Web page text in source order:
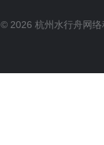
© 2026 杭州水行舟网